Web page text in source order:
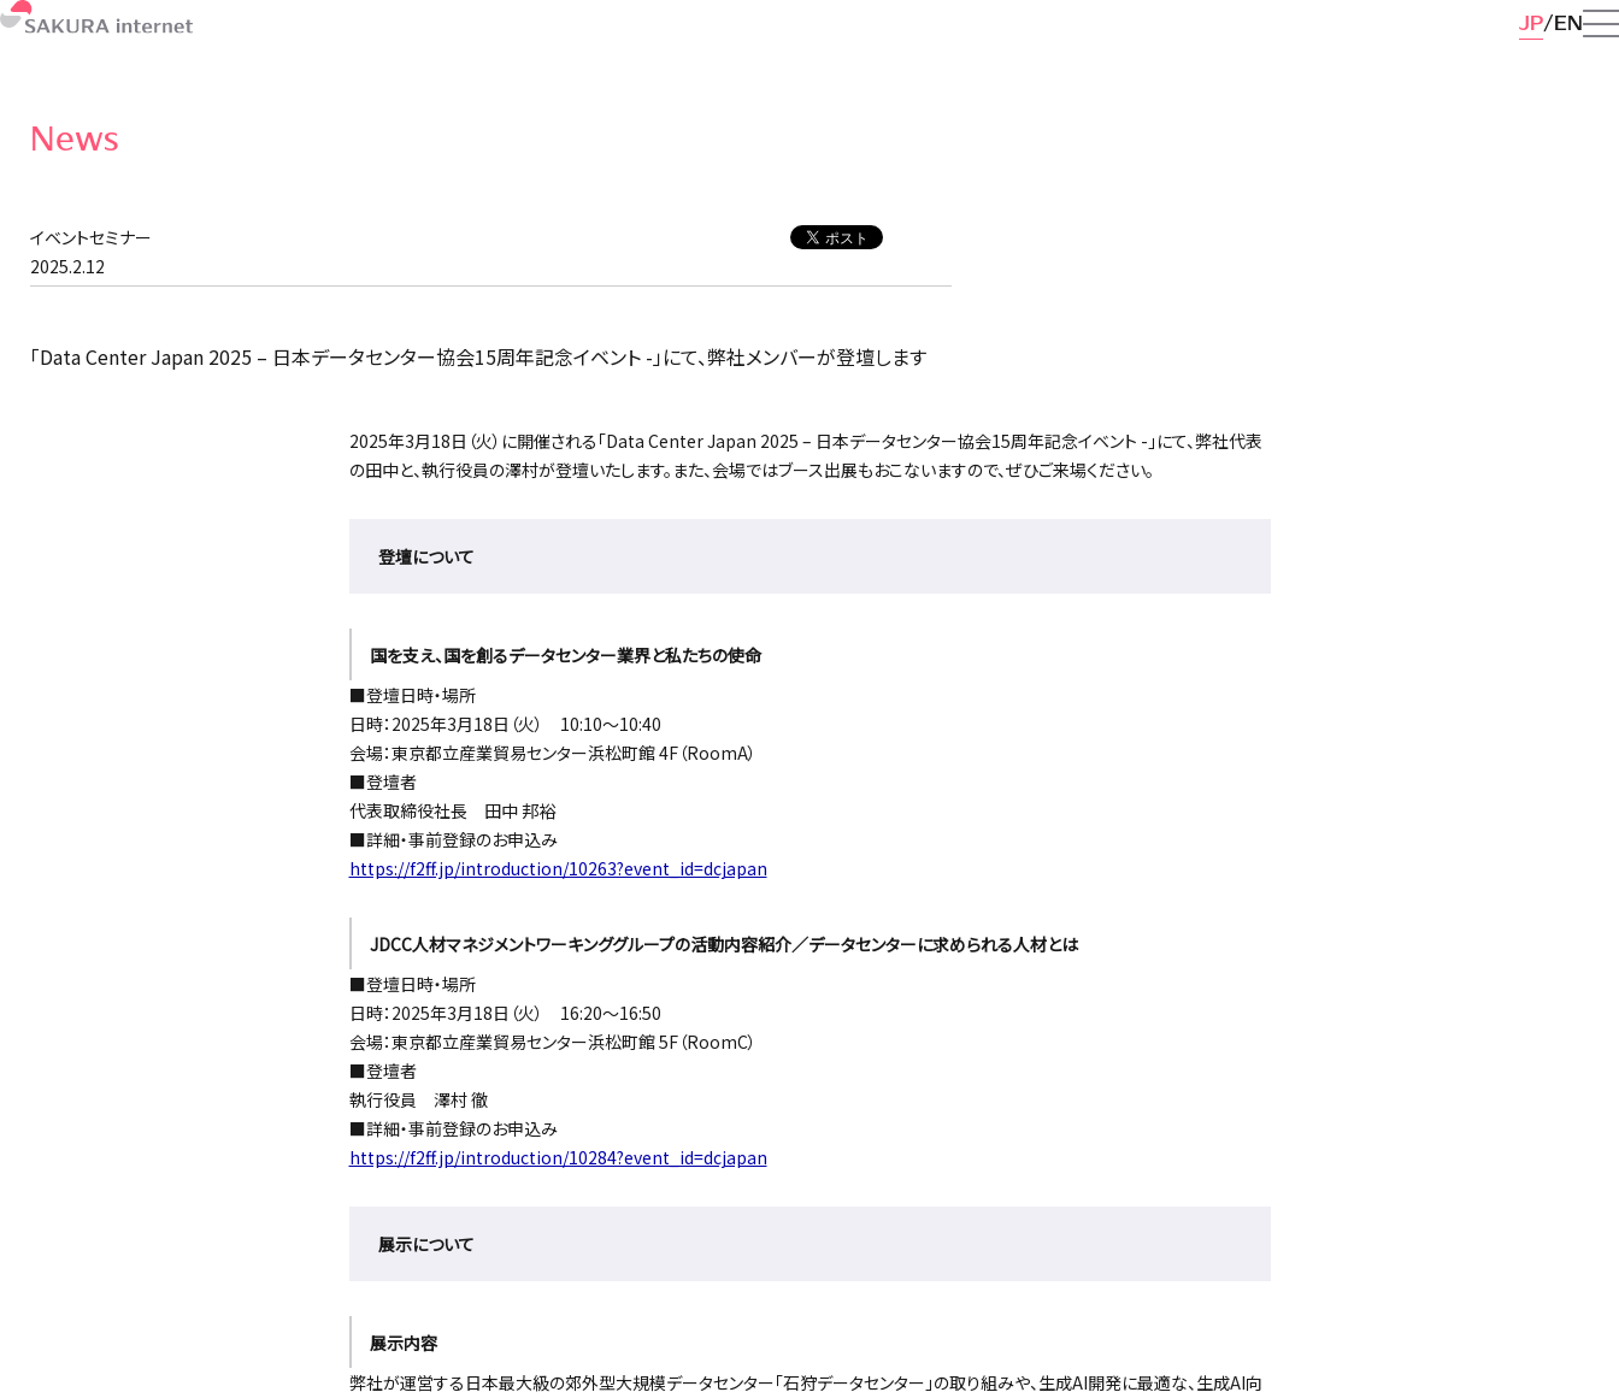
JP EN
News
イベントセミナー
2025.2.12
「Data Center Japan 2025 – 日本データセンター協会15周年記念イベント -」にて、弊社メンバーが登壇します
2025年3月18日（火）に開催される「Data Center Japan 2025 – 日本データセンター協会15周年記念イベント -」にて、弊社代表
の田中と、執行役員の澤村が登壇いたします。また、会場ではブース出展もおこないますので、ぜひご来場ください。
登壇について
国を支え、国を創るデータセンター業界と私たちの使命
■登壇日時・場所
日時：2025年3月18日（火） 10:10～10:40
会場：東京都立産業貿易センター浜松町館 4F（RoomA）
■登壇者
代表取締役社長 田中 邦裕
■詳細・事前登録のお申込み
https://f2ff.jp/introduction/10263?event_id=dcjapan
JDCC人材マネジメントワーキンググループの活動内容紹介／データセンターに求められる人材とは
■登壇日時・場所
日時：2025年3月18日（火） 16:20～16:50
会場：東京都立産業貿易センター浜松町館 5F（RoomC）
■登壇者
執行役員 澤村 徹
■詳細・事前登録のお申込み
https://f2ff.jp/introduction/10284?event_id=dcjapan
展示について
展示内容
弊社が運営する日本最大級の郊外型大規模データセンター「石狩データセンター」の取り組みや、生成AI開発に最適な、生成AI向